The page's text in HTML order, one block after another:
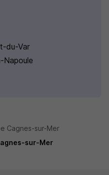
du-Var
Napoule
Cagnes-sur-Mer
sur-Mer